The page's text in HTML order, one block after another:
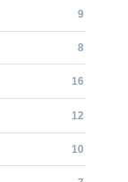
9
8
16
12
10